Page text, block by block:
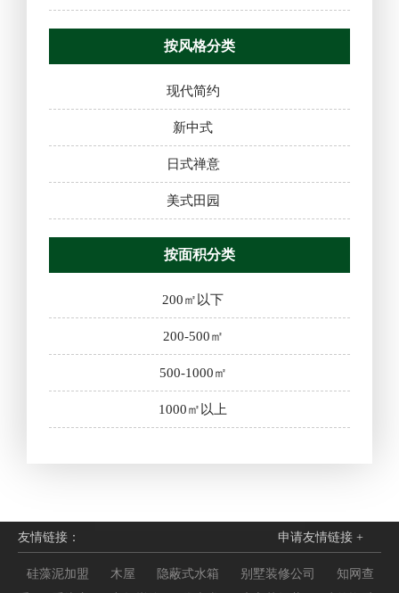
按风格分类
现代简约
新中式
日式禅意
美式田园
按面积分类
200㎡以下
200-500㎡
500-1000㎡
1000㎡以上
友情链接： 申请友情链接 +
硅藻泥加盟 木屋 隐蔽式水箱 别墅装修公司
知网查